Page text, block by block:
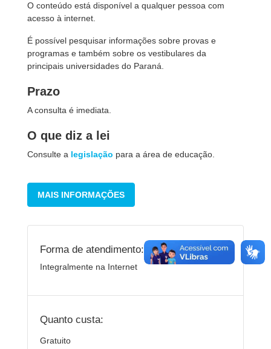
O conteúdo está disponível a qualquer pessoa com
acesso à internet.
É possível pesquisar informações sobre provas e
programas e também sobre os vestibulares da
principais universidades do Paraná.
Prazo
A consulta é imediata.
O que diz a lei
Consulte a legislação para a área de educação.
MAIS INFORMAÇÕES
Forma de atendimento:
Integralmente na Internet
Quanto custa:
Gratuito